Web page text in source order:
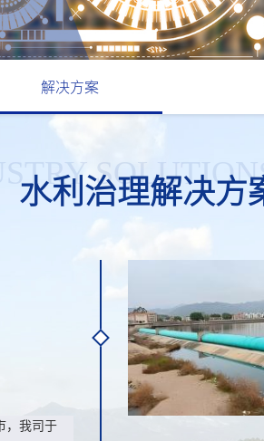
解决方案
水利治理解决方
，我司于